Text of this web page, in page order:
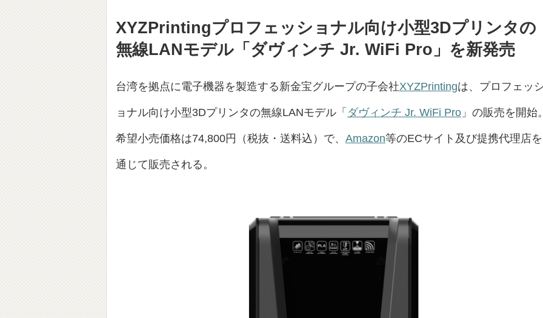
XYZPrintingプロフェッショナル向け小型3Dプリンタの
無線LANモデル「ダヴィンチ Jr. WiFi Pro」を新発売
台湾を拠点に電子機器を製造する新金宝グループの子会社XYZPrintingは、プロフェッ
ョナル向け小型3Dプリンタの無線LANモデル「 ダヴィンチ Jr. WiFi Pro 」の販売を開始
希望小売価格は74,800円（税抜・送料込）で、 Amazon等のECサイト及び提携代理店を
通じて販売される。